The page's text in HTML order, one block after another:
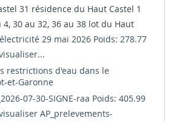
31 résidence du Haut Castel 1
4, 30 au 32, 36 au 38 lot du Haut
29 mai 2026 Poids: 278.77
restrictions d'eau dans le
et-Garonne
07-30-SIGNE-raa Poids: 405.99
AP_prelevements-